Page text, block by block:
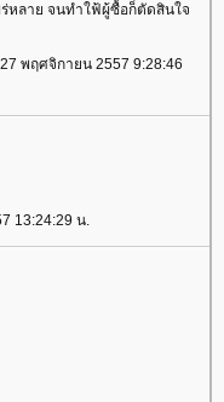
หลาย จนทำใฟ้ผู้ซื้อก็ตัดสินใจ
27 พฤศจิกายน 2557 9:28:46
13:24:29 น.